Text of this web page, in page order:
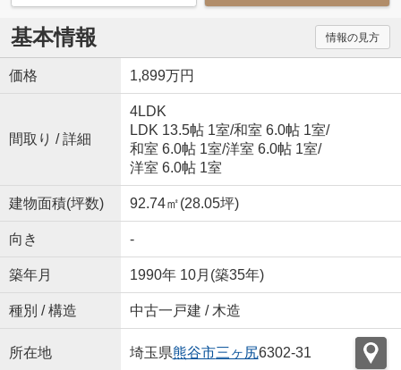
基本情報 情報の見方
価格 1,899万円
間取り / 詳細
4LDK
LDK 13.5帖 1室/和室 6.0帖 1室/
和室 6.0帖 1室/洋室 6.0帖 1室/
洋室 6.0帖 1室
建物面積(坪数) 92.74㎡(28.05坪)
向き -
築年月 1990年 10月(築35年)
種別 / 構造 中古一戸建 / 木造
所在地 埼玉県熊谷市三ヶ尻6302-31